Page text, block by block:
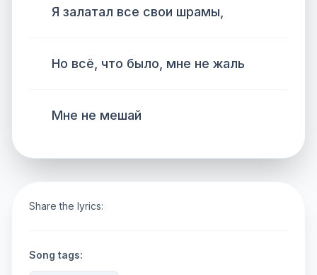
Я залатал все свои шрамы,
Но всё, что было, мне не жаль
Мне не мешай
Share the lyrics:
Song tags: